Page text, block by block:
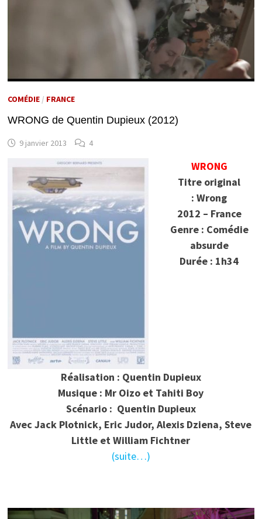
COMÉDIE/ FRANCE
WRONG de Quentin Dupieux (2012)
9 janvier 2013 4
WRONG
Titre original
: Wrong
2012 – France
Genre : Comédie
absurde
Durée : 1h34
Réalisation : Quentin Dupieux
Musique : Mr Oizo et Tahiti Boy
Scénario : Quentin Dupieux
Avec Jack Plotnick, Eric Judor, Alexis Dziena, Steve
Little et William Fichtner
(suite…)